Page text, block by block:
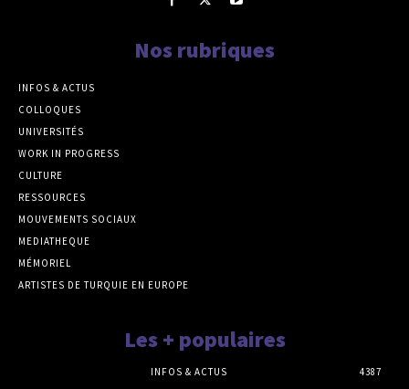
Nos rubriques
INFOS & ACTUS
COLLOQUES
UNIVERSITÉS
WORK IN PROGRESS
CULTURE
RESSOURCES
MOUVEMENTS SOCIAUX
MEDIATHEQUE
MÉMORIEL
ARTISTES DE TURQUIE EN EUROPE
Les + populaires
INFOS & ACTUS
4387